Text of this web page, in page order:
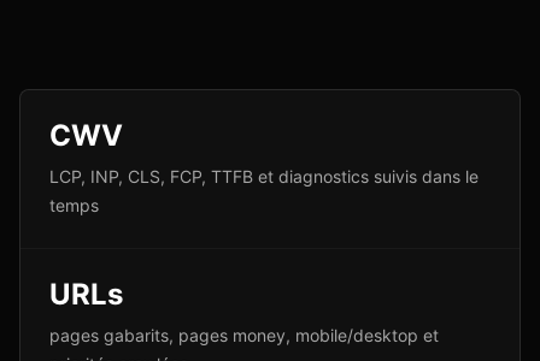
CWV
LCP, INP, CLS, FCP, TTFB et diagnostics suivis dans le
temps
URLs
pages gabarits, pages money, mobile/desktop et